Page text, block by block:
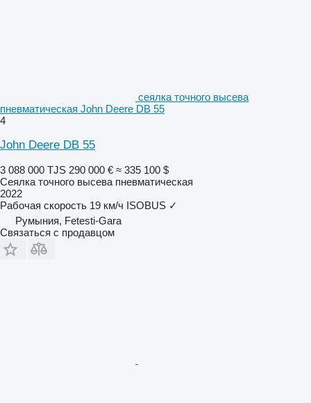
сеялка точного высева
пневматическая John Deere DB 55
4
John Deere DB 55
3 088 000 TJS 290 000 € ≈ 335 100 $
Сеялка точного высева пневматическая
2022
Рабочая скорость 19 км/ч ISOBUS ✓
Румыния, Fetesti-Gara
Связаться с продавцом